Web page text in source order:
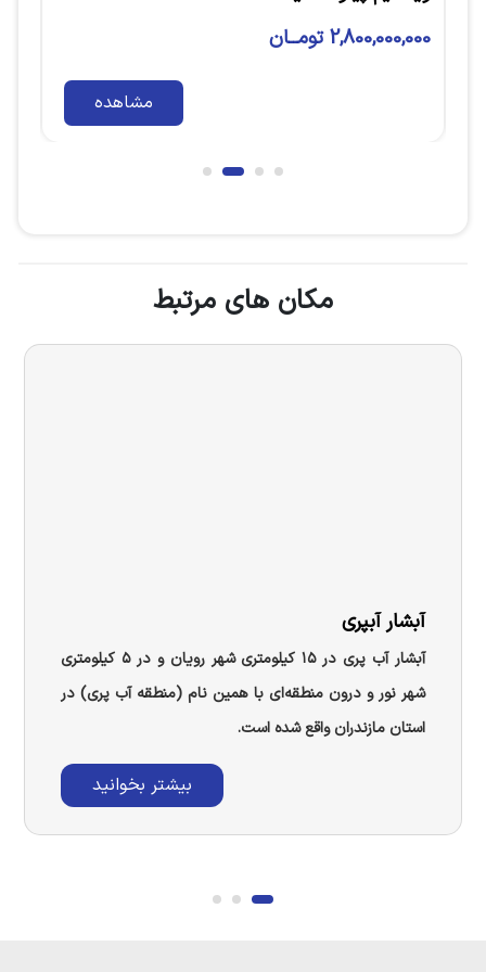
8,500,000,000 تومــان
مشاهده
مکان های مرتبط
آبشار آبپری
آبشار آب پری در ۱۵ کیلومتری شهر رویان و در ۵ کیلومتری
شهر نور و درون منطقه‌ای با همین نام (منطقه آب پری) در
استان مازندران واقع شده است.
بیشتر بخوانید